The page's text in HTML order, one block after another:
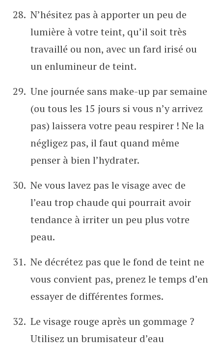
N’hésitez pas à apporter un peu de
lumière à votre teint, qu’il soit très
travaillé ou non, avec un fard irisé ou
un enlumineur de teint.
Une journée sans make-up par semaine
(ou tous les 15 jours si vous n’y arrivez
pas) laissera votre peau respirer ! Ne la
négligez pas, il faut quand même
penser à bien l’hydrater.
Ne vous lavez pas le visage avec de
l’eau trop chaude qui pourrait avoir
tendance à irriter un peu plus votre
peau.
Ne décrétez pas que le fond de teint ne
vous convient pas, prenez le temps d’en
essayer de différentes formes.
Le visage rouge après un gommage ?
Utilisez un brumisateur d’eau